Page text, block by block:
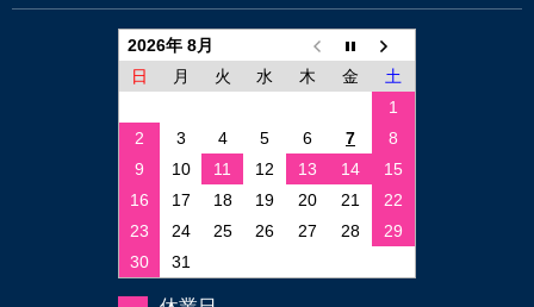
2026年 8月
日
月 火 水 木 金
土
1
2
3 4 5 6 7
8
9
10 11 12 13 14
15
16
17 18 19 20 21
22
23
24 25 26 27 28
29
30
31